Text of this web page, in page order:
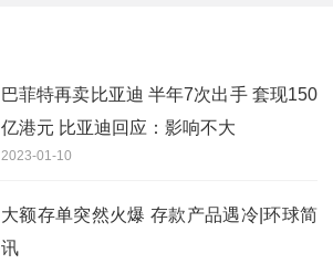
巴菲特再卖比亚迪 半年7次出手 套现150
亿港元 比亚迪回应：影响不大
2023-01-10
大额存单突然火爆 存款产品遇冷|环球简
讯